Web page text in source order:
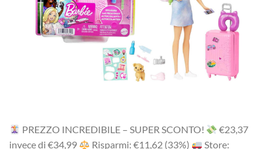
PREZZO INCREDIBILE – SUPER SCONTO!
‎€23,37
i‎nv‎ec‎e ‎di‎ €34,99
R‎is‎pa‎rmi: €11,62 (33%)
Store: